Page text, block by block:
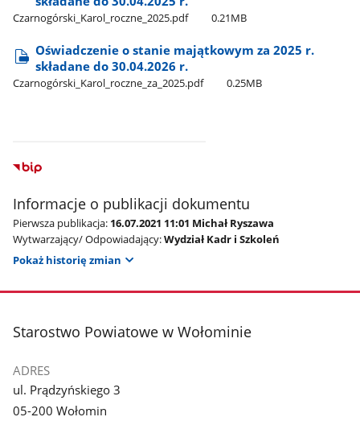
Czarnogórski​_Karol​_roczne​_2025.pdf 0.21MB
Oświadczenie o stanie majątkowym za 2025 r.
składane do 30.04.2026 r.
Czarnogórski​_Karol​_roczne​_za​_2025.pdf 0.25MB
Informacje o publikacji dokumentu
Pierwsza publikacja: 16.07.2021 11:01 Michał Ryszawa
Wytwarzający/ Odpowiadający:Wydział Kadr i Szkoleń
Pokaż historię zmian
stopka
Starostwo Powiatowe w Wołominie
ADRES
ul. Prądzyńskiego 3
05-200 Wołomin